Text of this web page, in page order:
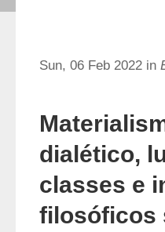
Sun, 06 Feb 2022 in
dialético,
classes e
filosóficos